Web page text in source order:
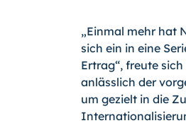
„Einmal mehr hat
sich ein in eine
Ertrag“, freute
anlässlich der
um gezielt in die